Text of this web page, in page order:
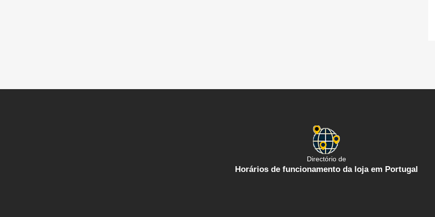
Directório de
Horários de funcionamento da loja em Portugal